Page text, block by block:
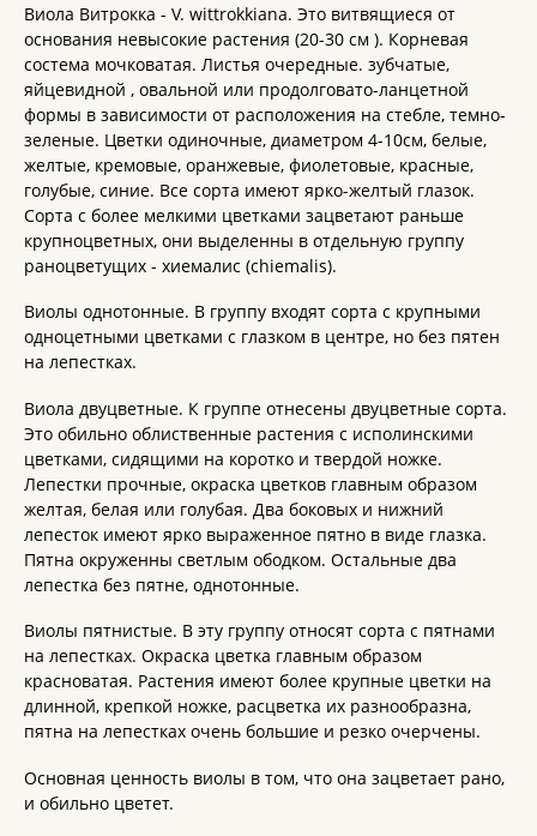
Виола Витрокка - V. wittrokkiana. Это витвящиеся от
основания невысокие растения (20-30 см ). Корневая
состема мочковатая. Листья очередные. зубчатые,
яйцевидной , овальной или продолговато-ланцетной
формы в зависимости от расположения на стебле, темно-
зеленые. Цветки одиночные, диаметром 4-10см, белые,
желтые, кремовые, оранжевые, фиолетовые, красные,
голубые, синие. Все сорта имеют ярко-желтый глазок.
Сорта с более мелкими цветками зацветают раньше
крупноцветных, они выделенны в отдельную группу
раноцветущих - хиемалис (chiemalis).
Виолы однотонные. В группу входят сорта с крупными
одноцетными цветками с глазком в центре, но без пятен
на лепестках.
Виола двуцветные. К группе отнесены двуцветные сорта.
Это обильно облиственные растения с исполинскими
цветками, сидящими на коротко и твердой ножке.
Лепестки прочные, окраска цветков главным образом
желтая, белая или голубая. Два боковых и нижний
лепесток имеют ярко выраженное пятно в виде глазка.
Пятна окруженны светлым ободком. Остальные два
лепестка без пятне, однотонные.
Виолы пятнистые. В эту группу относят сорта с пятнами
на лепестках. Окраска цветка главным образом
красноватая. Растения имеют более крупные цветки на
длинной, крепкой ножке, расцветка их разнообразна,
пятна на лепестках очень большие и резко очерчены.
Основная ценность виолы в том, что она зацветает рано,
и обильно цветет.